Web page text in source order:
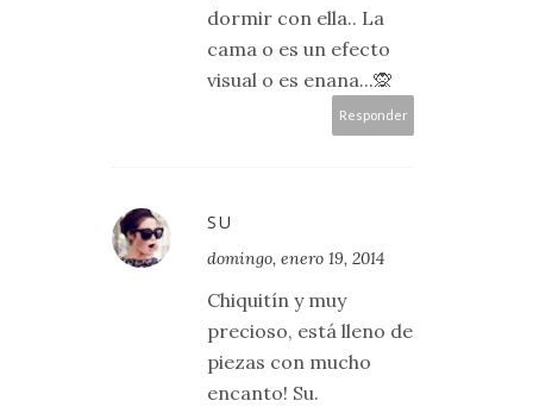
dormir con ella.. La
cama o es un efecto
visual o es enana...🙊
Responder
SU
domingo, enero 19, 2014
Chiquitín y muy
precioso, está lleno de
piezas con mucho
encanto! Su.